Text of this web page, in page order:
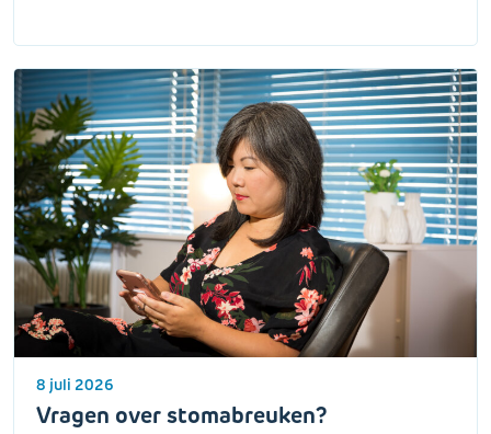
8 juli 2026
Vragen over stomabreuken?